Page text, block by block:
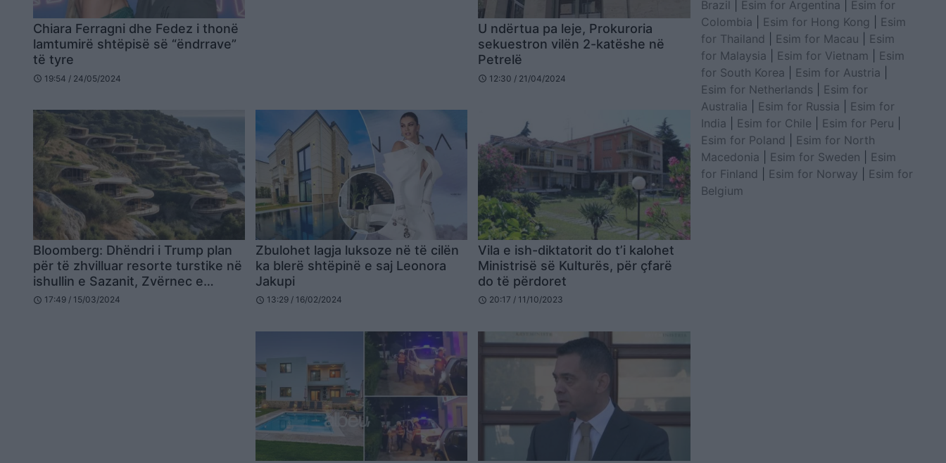
Chiara Ferragni dhe Fedez i thonë
lamtumirë shtëpisë së “ëndrrave”
të tyre
schedule 19:54 / 24/05/2024
U ndërtua pa leje, Prokuroria
sekuestron vilën 2-katëshe në
Petrelë
schedule 12:30 / 21/04/2024
Bloomberg: Dhëndri i Trump plan
për të zhvilluar resorte turstike në
ishullin e Sazanit, Zvërnec e
Beograd! Investimi 1 miliardë
schedule 17:49 / 15/03/2024
Zbulohet lagja luksoze në të cilën
ka blerë shtëpinë e saj Leonora
Jakupi
schedule 13:29 / 16/02/2024
Vila e ish-diktatorit do t’i kalohet
Ministrisë së Kulturës, për çfarë
do të përdoret
schedule 20:17 / 11/10/2023
Brazil
Esim for Argentina
Esim for
Colombia
Esim for Hong Kong
Esim
for Thailand
Esim for Macau
Esim
for Malaysia
Esim for Vietnam
Esim
for South Korea
Esim for Austria
Esim for Netherlands
Esim for
Australia
Esim for Russia
Esim for
India
Esim for Chile Esim for Peru
Esim for Poland
Esim for North
Macedonia
Esim for Sweden
Esim
for Finland
Esim for Norway
Esim for
Belgium